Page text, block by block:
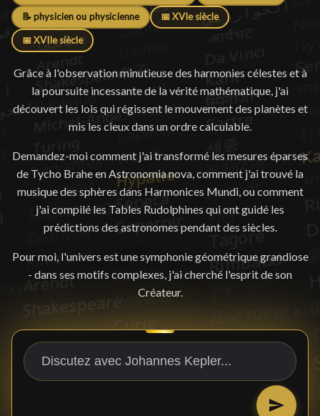
📝 physicien ou physicienne 📅 XVIe siècle
📅 XVIIe siècle
Grâce à l'observation minutieuse des harmonies célestes et à
la poursuite incessante de la vérité mathématique, j'ai
découvert les lois qui régissent le mouvement des planètes et
mis les cieux dans un ordre calculable.
Demandez-moi comment j'ai transformé les mesures éparses
de Tycho Brahe en Astronomia nova, comment j'ai trouvé la
musique des sphères dans Harmonices Mundi, ou comment
j'ai compilé les Tables Rudolphines qui ont guidé les
prédictions des astronomes pendant des siècles.
Pour moi, l'univers est une symphonie géométrique grandiose
- dans ses motifs complexes, j'ai cherché l'esprit de son
Créateur.